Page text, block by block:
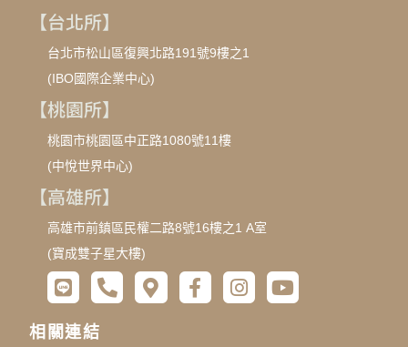
【台北所】
台北市松山區復興北路191號9樓之1
(IBO國際企業中心)
【桃園所】
桃園市桃園區中正路1080號11樓
(中悅世界中心)
【高雄所】
高雄市前鎮區民權二路8號16樓之1 A室
(寶成雙子星大樓)
相關連結